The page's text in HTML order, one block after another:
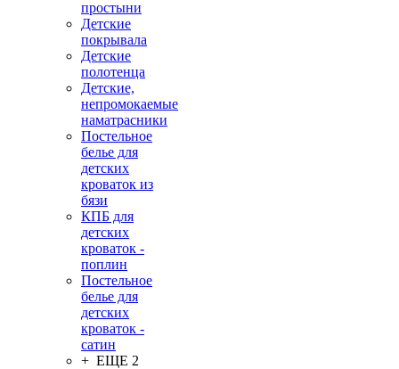
простыни
Детские
покрывала
Детские
полотенца
Детские,
непромокаемые
наматрасники
Постельное
белье для
детских
кроваток из
бязи
КПБ для
детских
кроваток -
поплин
Постельное
белье для
детских
кроваток -
сатин
+ ЕЩЕ 2